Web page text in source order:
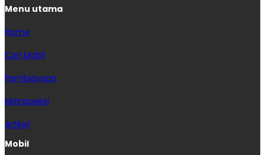
Menu utama
Home
Cari Mobil
Pembiayaan
MoInspeksi
Artikel
Mobil